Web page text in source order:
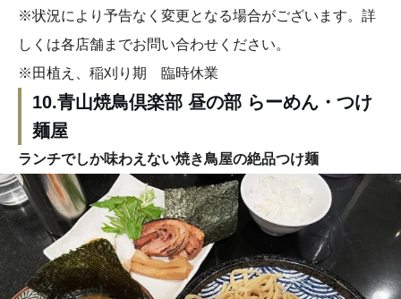
※状況により予告なく変更となる場合がございます。詳
しくは各店舗までお問い合わせください。
※田植え、稲刈り期 臨時休業
10.青山焼鳥倶楽部 昼の部 らーめん・つけ
麺屋
ランチでしか味わえない焼き鳥屋の絶品つけ麺